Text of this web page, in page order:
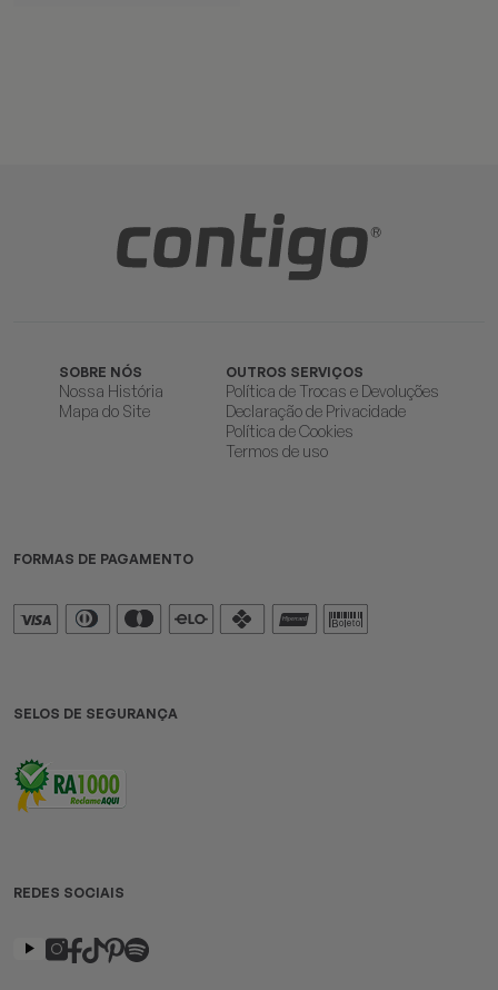
SOBRE NÓS
Nossa História
Mapa do Site
OUTROS SERVIÇOS
Política de Trocas e Devoluções
Declaração de Privacidade
Política de Cookies
Termos de uso
FORMAS DE PAGAMENTO
SELOS DE SEGURANÇA
REDES SOCIAIS